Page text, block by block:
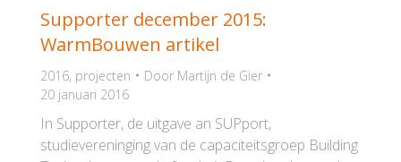
Supporter december 2015:
WarmBouwen artikel
2016, projecten Door Martijn de Gier
20 januari 2016
In Supporter, de uitgave an SUPport,
studievereninging van de capaciteitsgroep Building